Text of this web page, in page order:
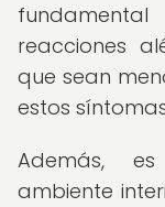
reacciones
que sean
estos
Además,
ambiente